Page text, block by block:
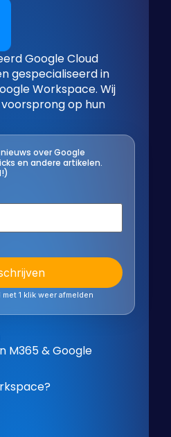
Google Cloud
gespecialiseerd in
Workspace. Wij
op hun
over Google
en andere artikelen.
1 klik weer afmelden
M365 & Google